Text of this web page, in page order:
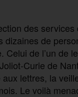
des
dizaines de
Celui de l’un de
Curie de
lettres, la
Le voilà